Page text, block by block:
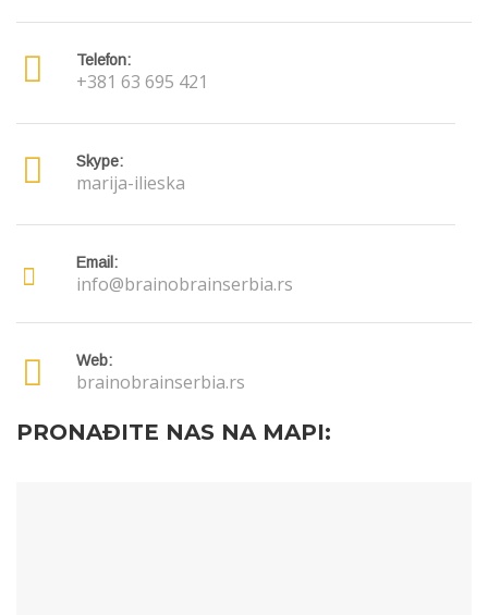
Telefon:
+381 63 695 421
Skype:
marija-ilieska
Email:
info@brainobrainserbia.rs
Web:
brainobrainserbia.rs
PRONAĐITE NAS NA MAPI: